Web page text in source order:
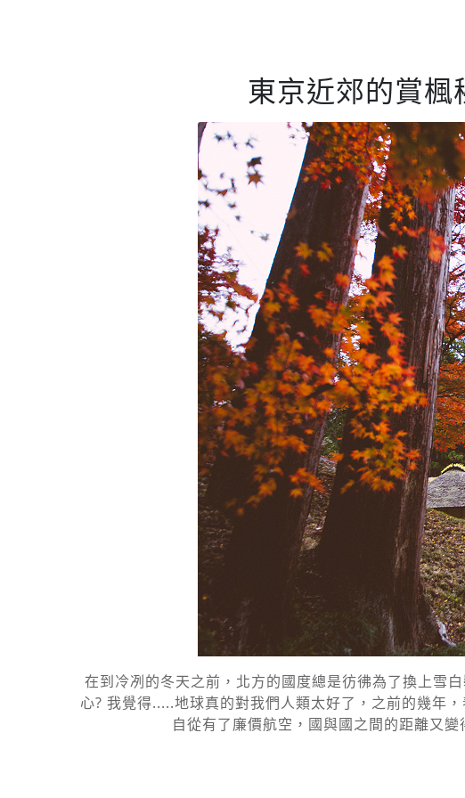
東京近郊的賞
在到冷冽的冬天之前，北方的國度總是彷彿為了換上雪
心? 我覺得.....地球真的對我們人類太好了，之前的幾年
自從有了廉價航空，國與國之間的距離又